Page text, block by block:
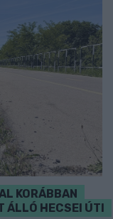
KORÁBBAN
ÁLLÓ HECSEI ÚTI